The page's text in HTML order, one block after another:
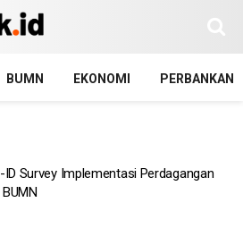
BUMN EKONOMI PERBANKAN
ID Survey Implementasi Perdagangan